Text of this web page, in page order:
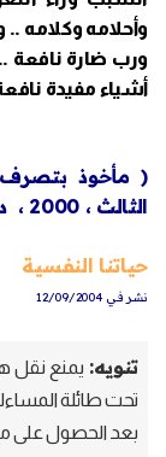
وأحلامه وكلامه
ورب ضارة نافعة
أشياء مفيدة
( مأخوذ بتصرف
الثالث ، 2000 ، دار الإشراقات ، دمشق )
حياتنا النفسية
نشر في 12/09/2004
تنويه: يمنع نقل
تحت طائلة
بعد الحصول على